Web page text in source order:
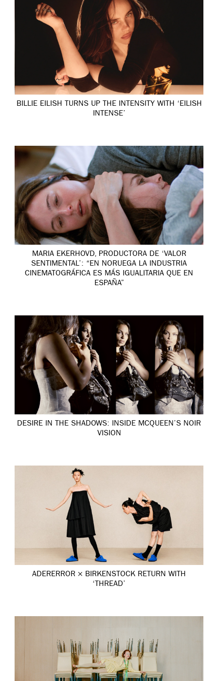
BILLIE EILISH TURNS UP THE INTENSITY WITH ‘EILISH
INTENSE’
MARIA EKERHOVD, PRODUCTORA DE ‘VALOR
SENTIMENTAL’: “EN NORUEGA LA INDUSTRIA
CINEMATOGRÁFICA ES MÁS IGUALITARIA QUE EN
ESPAÑA”
DESIRE IN THE SHADOWS: INSIDE MCQUEEN’S NOIR
VISION
ADERERROR × BIRKENSTOCK RETURN WITH
‘THREAD’